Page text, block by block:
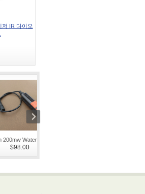
저 IR 다이오
200mw Waterproof...
$98.00